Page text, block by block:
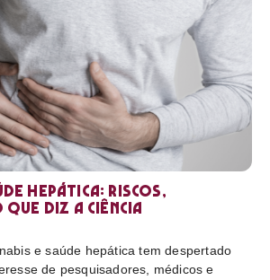
hepática: riscos,
diz a ciência
e saúde hepática tem despertado
de pesquisadores, médicos e